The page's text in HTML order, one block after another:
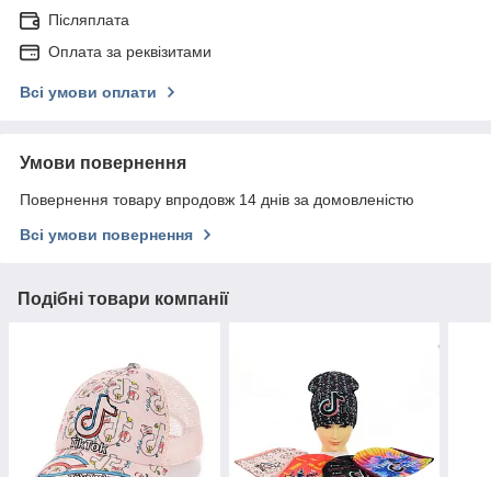
Післяплата
Оплата за реквізитами
Всі умови оплати
Умови повернення
Повернення товару впродовж 14 днів за домовленістю
Всі умови повернення
Подібні товари компанії